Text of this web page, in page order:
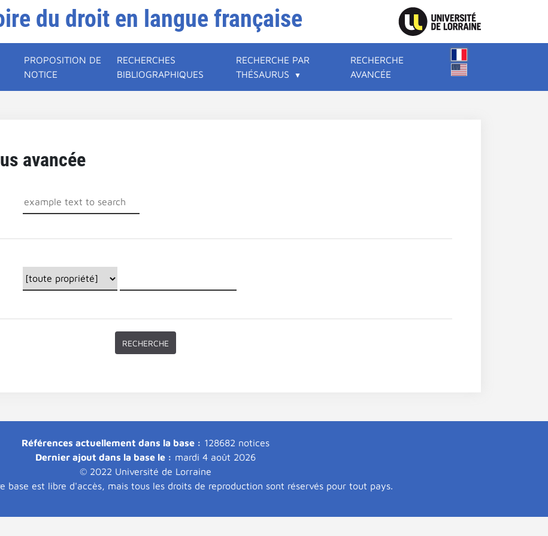
du droit en langue française
PROPOSITION DE
NOTICE
RECHERCHES
BIBLIOGRAPHIQUES
RECHERCHE PAR
THÉSAURUS
RECHERCHE
AVANCÉE
avancée
Références actuellement dans la base : 128682 notices
Dernier ajout dans la base le : mardi 4 août 2026
© 2022 Université de Lorraine
base est libre d'accès, mais tous les droits de reproduction sont réservés pour tout pays.